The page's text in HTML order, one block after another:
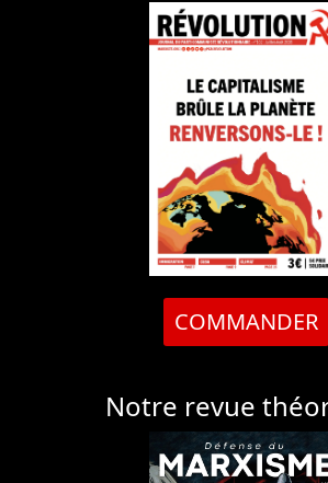
COMMANDER
Notre revue